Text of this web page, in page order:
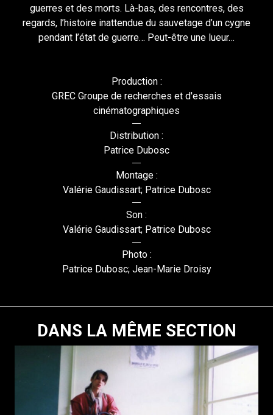
guerres et des morts. Là-bas, des rencontres, des
regards, l’histoire inattendue du sauvetage d’un cygne
pendant l’état de guerre… Peut-être une lueur…
Production :
GREC Groupe de recherches et d'essais
cinématographiques
Distribution :
Patrice Dubosc
Montage :
Valérie Gaudissart; Patrice Dubosc
Son :
Valérie Gaudissart; Patrice Dubosc
Photo :
Patrice Dubosc; Jean-Marie Droisy
DANS LA MÊME SECTION